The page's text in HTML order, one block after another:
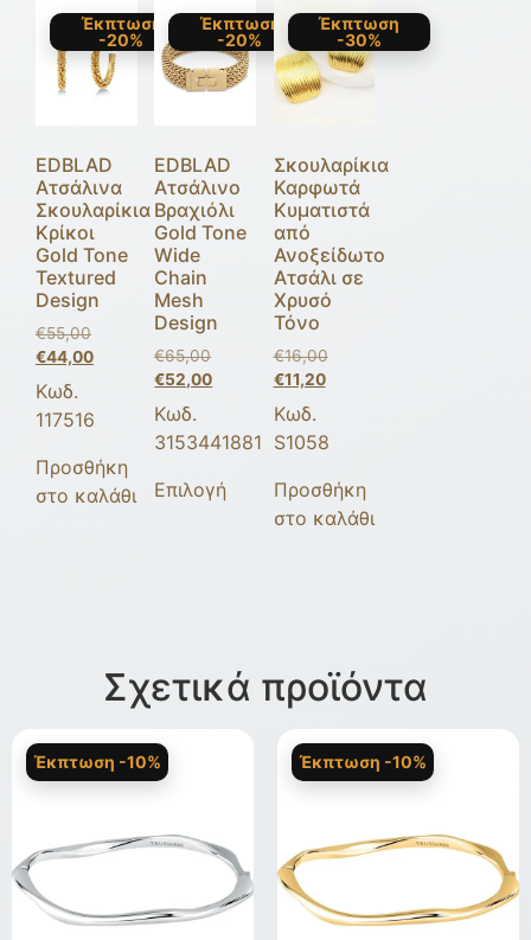
Έκπτωση
-20%
EDBLAD
Ατσάλινα
Σκουλαρίκια
Κρίκοι
Gold Tone
Textured
Design
€55,00
€44,00
Κωδ.
117516
Προσθήκη
στο καλάθι
Έκπτωση
-20%
EDBLAD
Ατσάλινο
Βραχιόλι
Gold Tone
Wide
Chain
Mesh
Design
€65,00
€52,00
Κωδ.
3153441881
Επιλογή
Έκπτωση
-30%
Σκουλαρίκια
Καρφωτά
Κυματιστά
από
Ανοξείδωτο
Ατσάλι σε
Χρυσό
Τόνο
€16,00
€11,20
Κωδ.
S1058
Προσθήκη
στο καλάθι
Σχετικά προϊόντα
Έκπτωση -10% Έκπτωση -10%